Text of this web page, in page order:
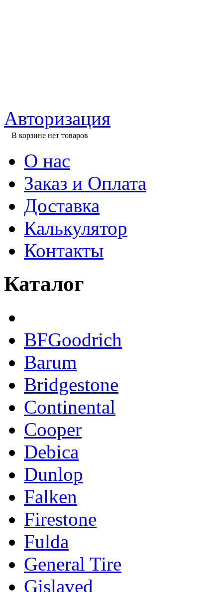
Авторизация
В корзине нет товаров
О нас
Заказ и Оплата
Доставка
Калькулятор
Контакты
Каталог
BFGoodrich
Barum
Bridgestone
Continental
Cooper
Debica
Dunlop
Falken
Firestone
Fulda
General Tire
Gislaved